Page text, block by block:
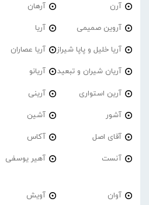
آرن آرهان
آروین صمیمی آریا
آریا خلیل و پاپا شیراز آریا عصاران
آریان شیران و تبعید آریانو
آرین استواری آرینی
آشور آشین
آقای اصل آکاس
آنست آهیر یوسفی
آوان آویش